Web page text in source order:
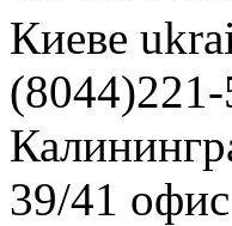
Киеве
39/41